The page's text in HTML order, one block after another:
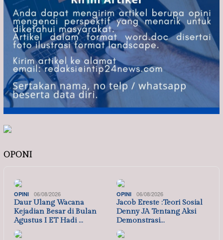
OPONI
OPINI 06/08/2026
Daur Ulang Wacana
Kejadian Besar di Bulan
Agustus I ET Hadi …
OPINI 06/08/2026
Jacob Ereste :Teori Sosial
Denny JA Tentang Aksi
Demonstrasi…